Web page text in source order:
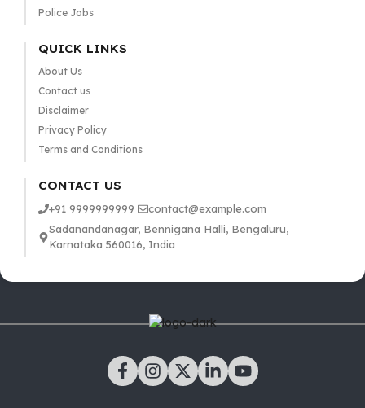
Police Jobs
QUICK LINKS
About Us
Contact us
Disclaimer
Privacy Policy
Terms and Conditions
CONTACT US
+91 9999999999
contact@example.com
Sadanandanagar, Bennigana Halli, Bengaluru,
Karnataka 560016, India